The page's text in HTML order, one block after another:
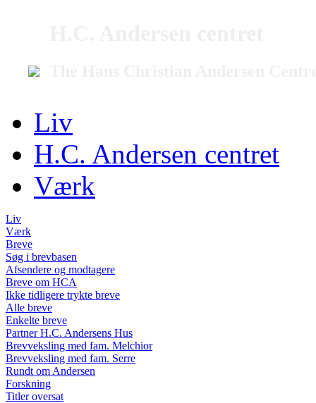
Liv
H.C. Andersen centret
Værk
Liv
Værk
Breve
Søg i brevbasen
Afsendere og modtagere
Breve om HCA
Ikke tidligere trykte breve
Alle breve
Enkelte breve
Partner H.C. Andersens Hus
Brevveksling med fam. Melchior
Brevveksling med fam. Serre
Rundt om Andersen
Forskning
Titler oversat